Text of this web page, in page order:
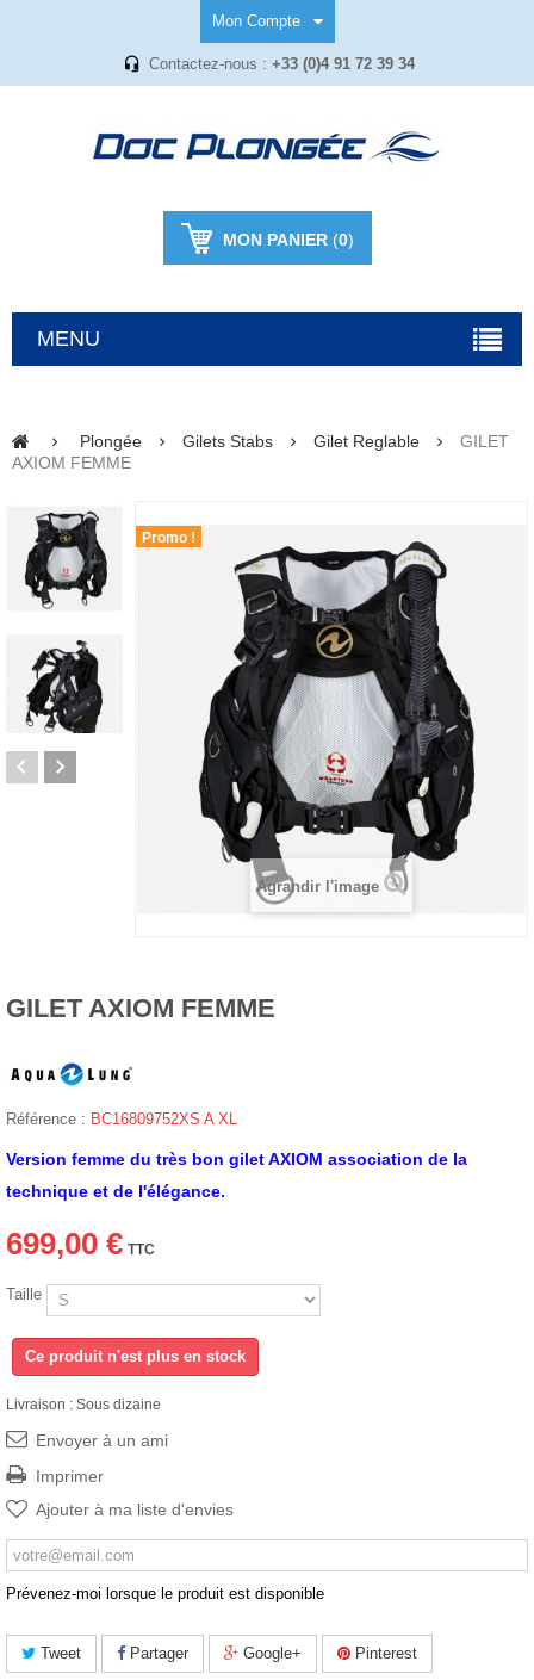
Mon Compte
Contactez-nous : +33 (0)4 91 72 39 34
MON PANIER(0)
MENU
Plongée Gilets Stabs Gilet Reglable
GILET
AXIOM FEMME
Promo !
Agrandir l'image
GILET AXIOM FEMME
Référence : BC16809752XS A XL
Version femme du très bon gilet AXIOM association de la
technique et de l'élégance.
699,00 € TTC
Taille
Ce produit n'est plus en stock
Livraison : Sous dizaine
Envoyer à un ami
Imprimer
Ajouter à ma liste d'envies
Prévenez-moi lorsque le produit est disponible
Tweet Partager Google+ Pinterest